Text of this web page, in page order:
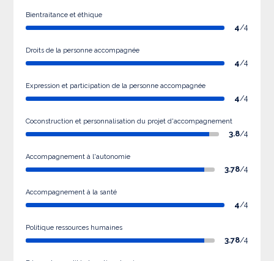
Bientraitance et éthique
4/4
Droits de la personne accompagnée
4/4
Expression et participation de la personne accompagnée
4/4
Coconstruction et personnalisation du projet d'accompagnement
3.8/4
Accompagnement à l'autonomie
3.78/4
Accompagnement à la santé
4/4
Politique ressources humaines
3.78/4